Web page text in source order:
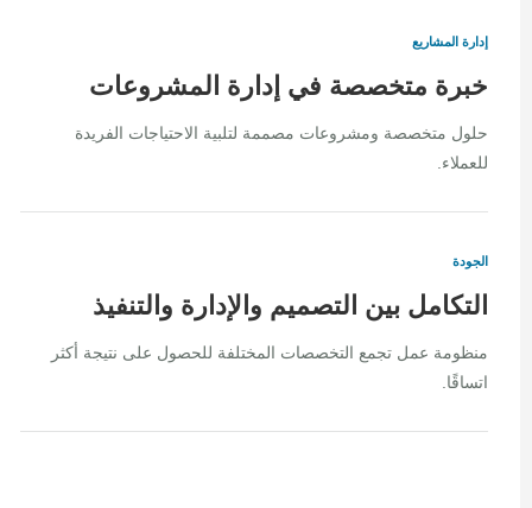
إدارة المشاريع
خبرة متخصصة في إدارة المشروعات
حلول متخصصة ومشروعات مصممة لتلبية الاحتياجات الفريدة
للعملاء.
الجودة
التكامل بين التصميم والإدارة والتنفيذ
منظومة عمل تجمع التخصصات المختلفة للحصول على نتيجة أكثر
اتساقًا.